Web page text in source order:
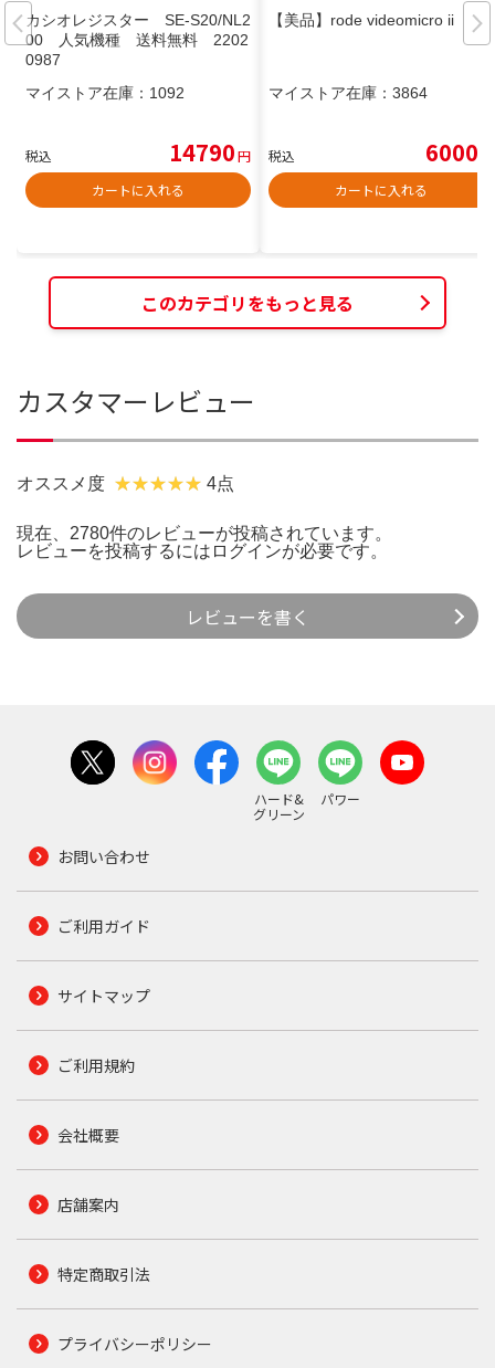
カシオレジスター SE-S20/NL2
00 人気機種 送料無料 2202
0987
マイストア在庫： 1092
税込 14790円
カートに入れる
【美品】rode videomicro ii
マイストア在庫： 3864
税込 6000
カートに入れる
このカテゴリをもっと見る
カスタマーレビュー
オススメ度 4点
現在、2780件のレビューが投稿されています。
レビューを投稿するには ログインが必要です。
レビューを書く
ハード&
グリーン
パワー
お問い合わせ
ご利用ガイド
サイトマップ
ご利用規約
会社概要
店舗案内
特定商取引法
プライバシーポリシー